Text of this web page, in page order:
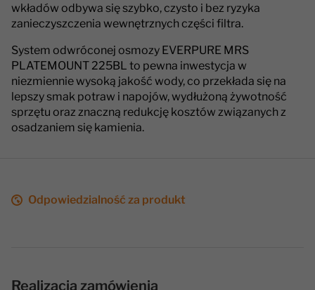
wkładów odbywa się szybko, czysto i bez ryzyka
zanieczyszczenia wewnętrznych części filtra.
System odwróconej osmozy EVERPURE MRS
PLATEMOUNT 225BL to pewna inwestycja w
niezmiennie wysoką jakość wody, co przekłada się na
lepszy smak potraw i napojów, wydłużoną żywotność
sprzętu oraz znaczną redukcję kosztów związanych z
osadzaniem się kamienia.
Odpowiedzialność za produkt
Realizacja zamówienia